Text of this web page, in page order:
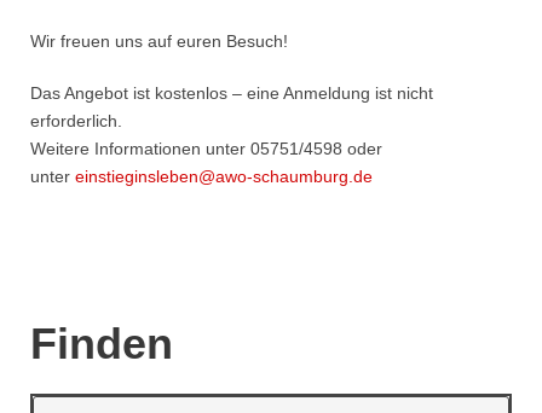
Wir freuen uns auf euren Besuch!
Das Angebot ist kostenlos – eine Anmeldung ist nicht
erforderlich.
Weitere Informationen unter 05751/4598 oder
unter einstieginsleben@awo-schaumburg.de
Finden